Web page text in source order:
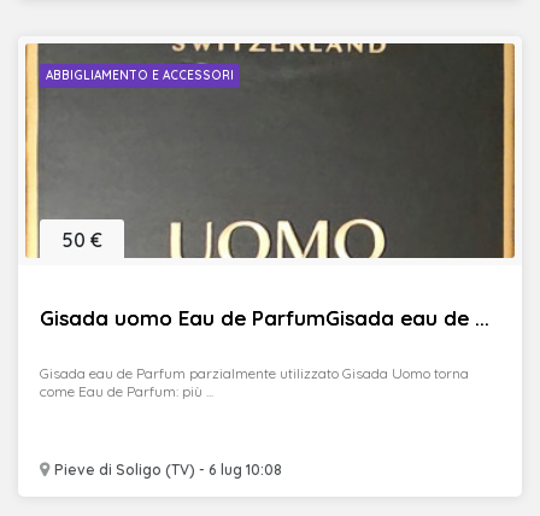
ABBIGLIAMENTO E ACCESSORI
Gisada uomo Eau de ParfumGisada eau de ...
Pieve di Soligo (TV) - 6 lug 10:08
50 €
Gisada eau de Parfum parzialmente utilizzato Gisada Uomo torna
come Eau de Parfum: più ...